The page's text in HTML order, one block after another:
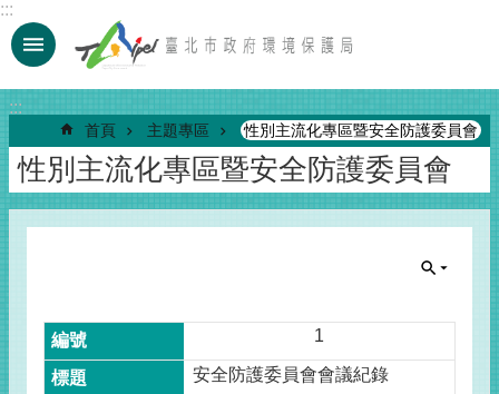
跳到主要內容區塊
:::
:::
首頁 主題專區 性別主流化專區暨安全防護委員會
性別主流化專區暨安全防護委員會
1
安全防護委員會會議紀錄